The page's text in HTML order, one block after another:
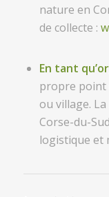
nature en
de collecte :
En tant
propre point
ou village.
Corse-du-
logistique et